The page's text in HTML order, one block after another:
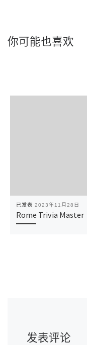
你可能也喜欢
已发表 2023年11月28日
Rome Trivia Master
发表评论